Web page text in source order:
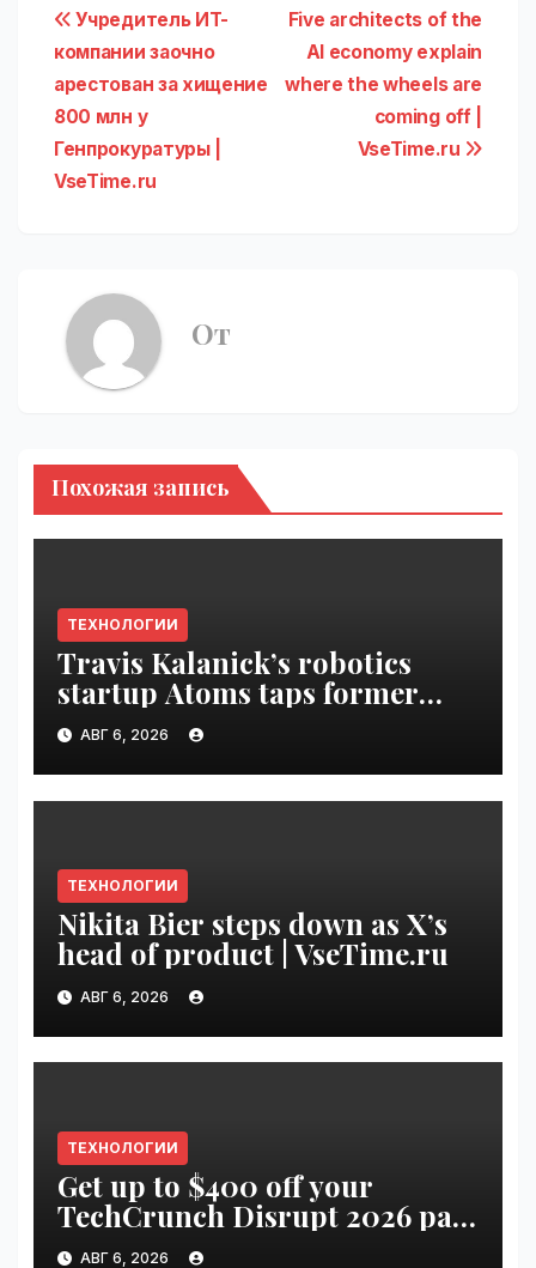
Навигация
по
записям
Five architects of the
AI economy explain
where the wheels are
coming off |
VseTime.ru
Учредитель ИT-
компании заочно
арестован за хищение
800 млн у
Генпрокуратуры |
VseTime.ru
От
Похожая запись
ТЕХНОЛОГИИ
Travis Kalanick’s robotics
startup Atoms taps former
Uber finance chief as CFO |
VseTime.ru
АВГ 6, 2026
ТЕХНОЛОГИИ
Nikita Bier steps down as X’s
head of product | VseTime.ru
АВГ 6, 2026
ТЕХНОЛОГИИ
Get up to $400 off your
TechCrunch Disrupt 2026 pass
until Friday | VseTime.ru
АВГ 6, 2026